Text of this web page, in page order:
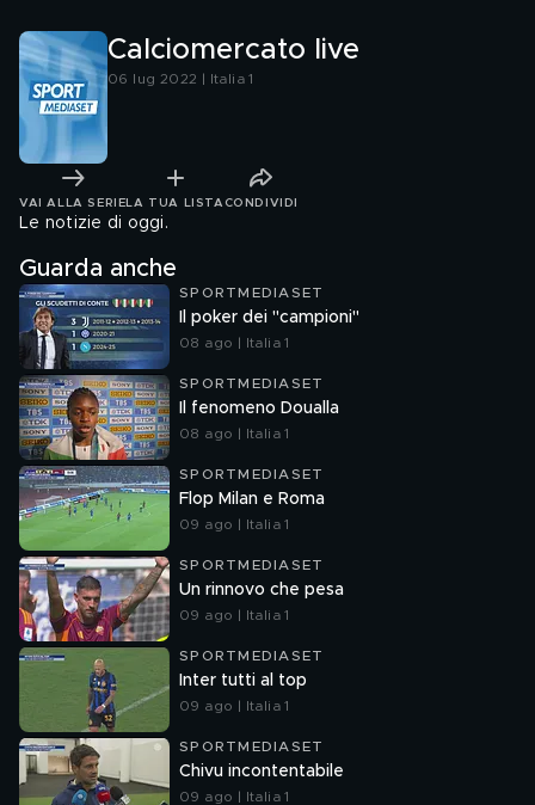
Calciomercato live
06 lug 2022 | Italia 1
VAI ALLA SERIE LA TUA LISTA CONDIVIDI
Le notizie di oggi.
Guarda anche
SPORTMEDIASET
Il poker dei "campioni"
08 ago | Italia 1
SPORTMEDIASET
Il fenomeno Doualla
08 ago | Italia 1
SPORTMEDIASET
Flop Milan e Roma
09 ago | Italia 1
SPORTMEDIASET
Un rinnovo che pesa
09 ago | Italia 1
SPORTMEDIASET
Inter tutti al top
09 ago | Italia 1
SPORTMEDIASET
Chivu incontentabile
09 ago | Italia 1